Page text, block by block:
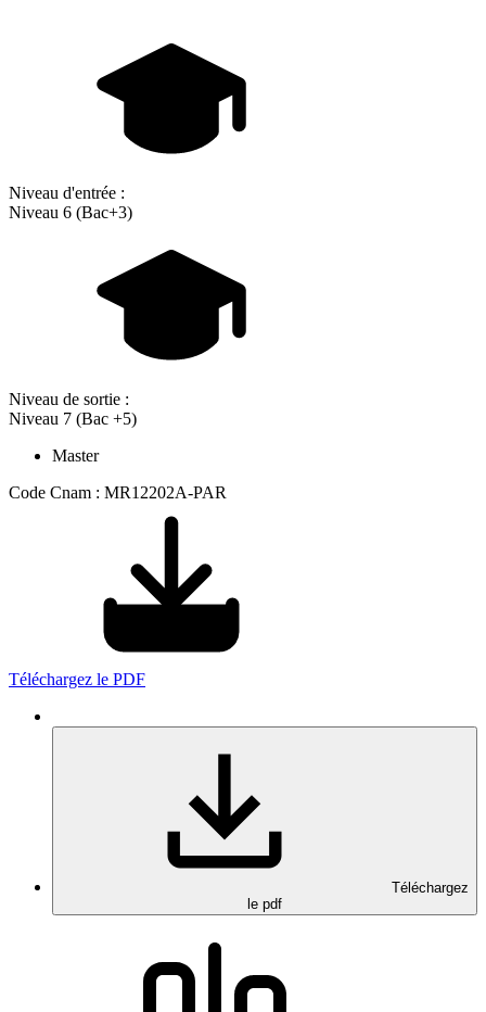
Niveau d'entrée :
Niveau 6 (Bac+3)
Niveau de sortie :
Niveau 7 (Bac +5)
Master
Code Cnam : MR12202A-PAR
Téléchargez le PDF
Téléchargez
le pdf